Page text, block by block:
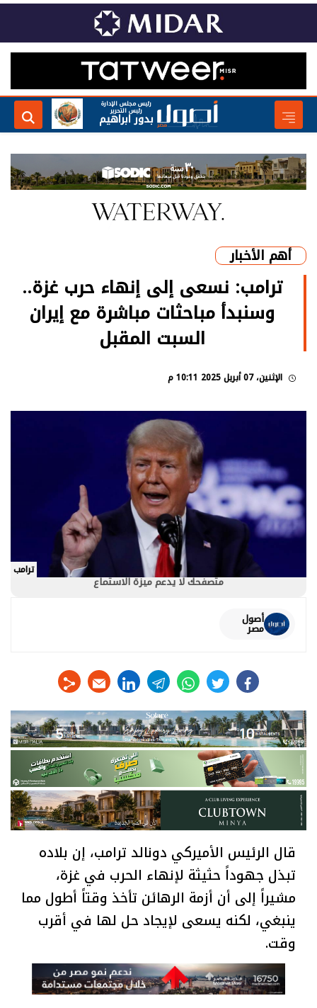
رئيس مجلس الإدارة
رئيس التحرير
بدور ابراهيم
أهم الأخبار
ترامب: نسعى إلى إنهاء حرب غزة..
وسنبدأ مباحثات مباشرة مع إيران
السبت المقبل
الإثنين، 07 أبريل 2025 10:11 م
ترامب
متصفحك لا يدعم ميزة الاستماع
أصول
مصر
facebook
twitter
whats
telegram
linkedin
قال الرئيس الأميركي دونالد ترامب، إن بلاده
تبذل جهوداً حثيثة لإنهاء الحرب في غزة،
مشيراً إلى أن أزمة الرهائن تأخذ وقتاً أطول مما
ينبغي، لكنه يسعى لإيجاد حل لها في أقرب
وقت.